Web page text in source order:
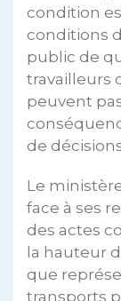
condition
conditions
public de
travailleurs
peuvent
de
Le
face à ses
des actes
la hauteur
que
transports